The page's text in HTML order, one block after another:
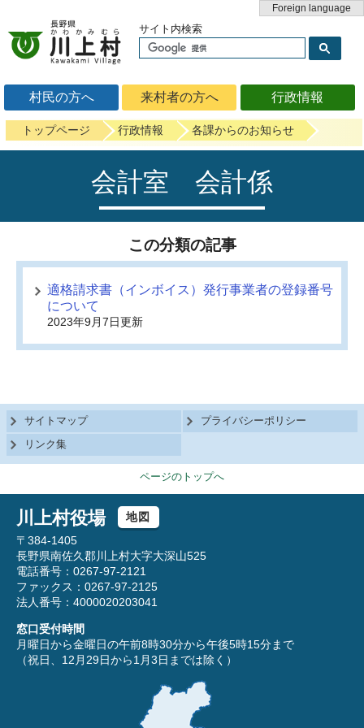
Foreign language
村民の方へ 来村者の方へ 行政情報
サイト内検索
トップページ 行政情報 各課からのお知らせ
会計室 会計係
この分類の記事
適格請求書（インボイス）発行事業者の登録番号
について
2023年9月7日更新
サイトマップ
プライバシーポリシー
リンク集
ページのトップへ
川上村役場
地図
〒384-1405
長野県南佐久郡川上村大字大深山525
電話番号：0267-97-2121
ファックス：0267-97-2125
法人番号：4000020203041
窓口受付時間
月曜日から金曜日の午前8時30分から午後5時15分まで
（祝日、12月29日から1月3日までは除く）